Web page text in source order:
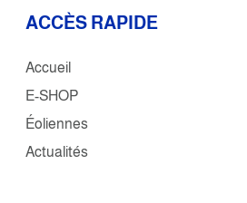
ACCÈS RAPIDE
Accueil
E-SHOP
Éoliennes
Actualités